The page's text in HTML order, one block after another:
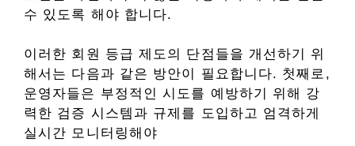
수 있도록 해야 합니다.
이러한 회원 등급 제도의 단점들을 개선하기 위
해서는 다음과 같은 방안이 필요합니다. 첫째로,
운영자들은 부정적인 시도를 예방하기 위해 강
력한 검증 시스템과 규제를 도입하고 엄격하게
실시간 모니터링해야